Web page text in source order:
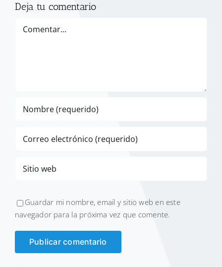
Deja tu comentario
Guardar mi nombre, email y sitio web en este
navegador para la próxima vez que comente.